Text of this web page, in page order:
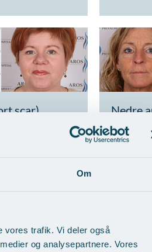
Om
vores trafik. Vi deler også
og analysepartnere. Vores
scar)
Nedre
med
Vis